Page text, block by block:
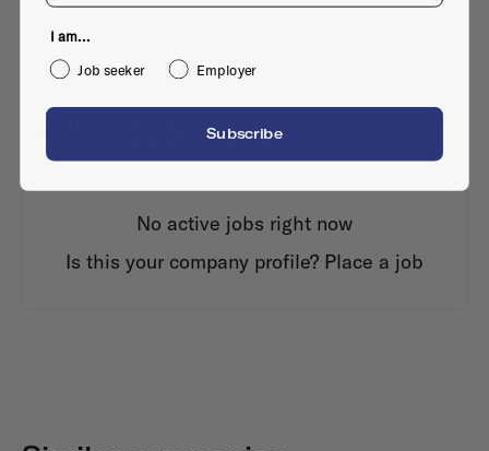
No active jobs right now
Is this your company profile? Place a job
I am...
Job seeker
Employer
Subscribe